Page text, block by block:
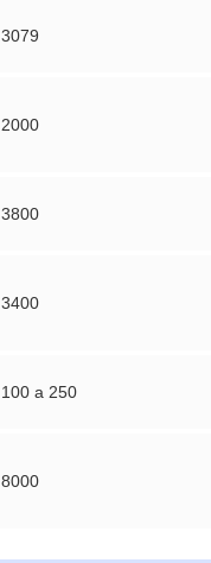
3079
2000
3800
3400
100 a 250
8000